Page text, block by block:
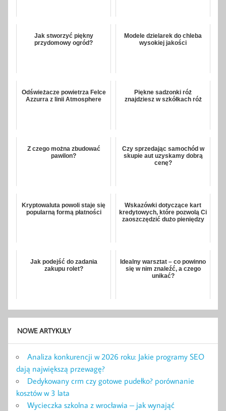
Jak stworzyć piękny
przydomowy ogród?
Modele dzielarek do chleba
wysokiej jakości
Odświeżacze powietrza Felce
Azzurra z linii Atmosphere
Piękne sadzonki róż
znajdziesz w szkółkach róż
Z czego można zbudować
pawilon?
Czy sprzedając samochód w
skupie aut uzyskamy dobrą
cenę?
Kryptowaluta powoli staje się
popularną formą płatności
Wskazówki dotyczące kart
kredytowych, które pozwolą Ci
zaoszczędzić dużo pieniędzy
Jak podejść do zadania
zakupu rolet?
Idealny warsztat – co powinno
się w nim znaleźć, a czego
unikać?
NOWE ARTYKUŁY
Analiza konkurencji w 2026 roku: Jakie programy SEO
dają największą przewagę?
Dedykowany crm czy gotowe pudełko? porównanie
kosztów w 3 lata
Wycieczka szkolna z wrocławia – jak wynająć